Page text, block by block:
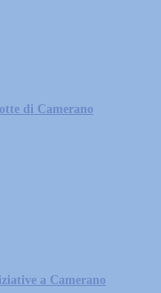
di Camerano
a Camerano